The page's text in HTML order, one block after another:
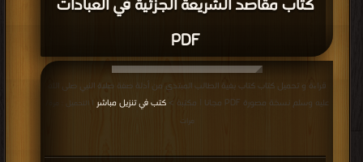
كتاب مقاصد الشريعة الجزئية في العبادات
PDF
قراءة و تحميل كتاب كتاب بغية الطالب المبتدي من أدلة صفة صلاة النبي صلى الله
عليه وسلم نسخة مصورة PDF مجانا | مكتبة >
كتب في تنزيل مباشر | التحميل : مرة/
مرات